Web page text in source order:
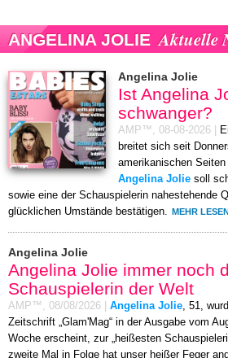
ANGELINA JOLIE Aktuelle
Angelina Jolie
Ist Angelina
schwanger?
AMP™, 08-08-2026
breitet sich seit
amerikanischen
Angelina Jolie soll
sowie eine der Schauspielerin nahestehende
glücklichen Umstände bestätigen. MEHR
Angelina Jolie
Angelina Jolie immer noch
Schauspielerin der Welt
AMP™, 08/08/2026 Angelina Jolie, 51,
Zeitschrift „Glam'Mag“ in der Ausgabe vom
Woche erscheint, zur „heißesten
zweite Mal in Folge hat unser heißer Feger